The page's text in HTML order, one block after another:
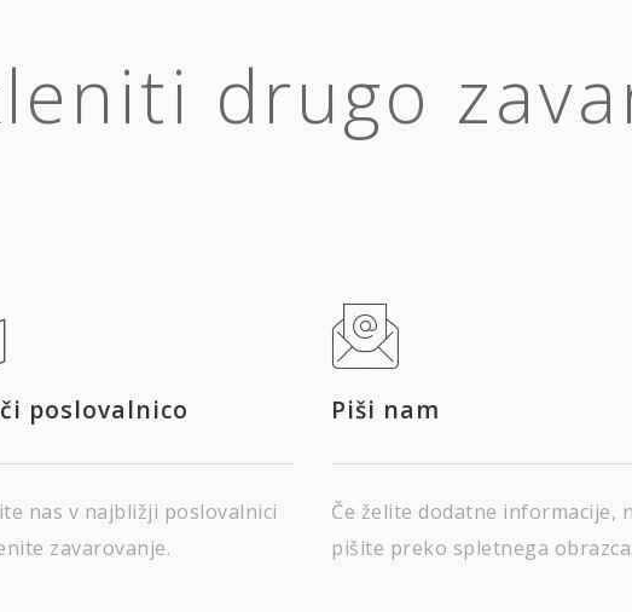
drugo
poslovalnico
nas v najbližji poslovalnici
zavarovanje.
Piši nam
Če želite dodatne informacije,
pišite preko spletnega obrazca.